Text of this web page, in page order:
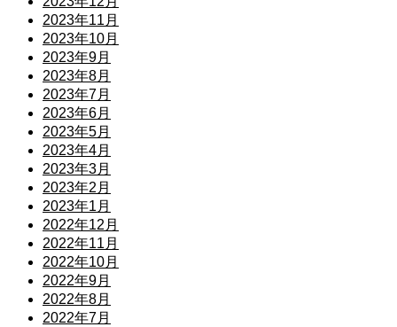
2023年11月
2023年10月
2023年9月
2023年8月
2023年7月
2023年6月
2023年5月
2023年4月
2023年3月
2023年2月
2023年1月
2022年12月
2022年11月
2022年10月
2022年9月
2022年8月
2022年7月